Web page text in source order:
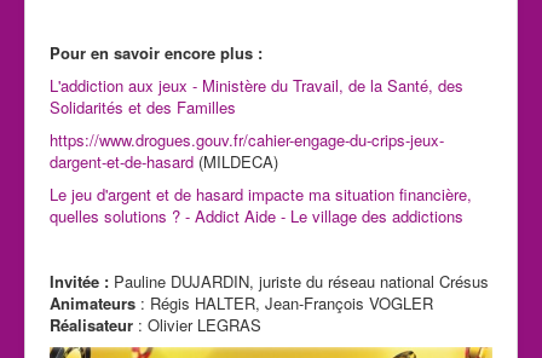
Pour en savoir encore plus :
L'addiction aux jeux - Ministère du Travail, de la Santé, des
Solidarités et des Familles
https://www.drogues.gouv.fr/cahier-engage-du-crips-jeux-
dargent-et-de-hasard (MILDECA)
Le jeu d'argent et de hasard impacte ma situation financière,
quelles solutions ? - Addict Aide - Le village des addictions
Invitée : Pauline DUJARDIN, juriste du réseau national Crésus
Animateurs : Régis HALTER, Jean-François VOGLER
Réalisateur : Olivier LEGRAS